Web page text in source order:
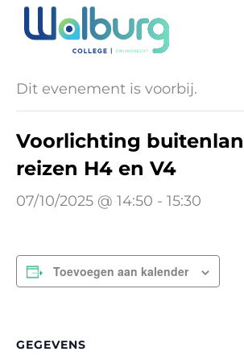
naar
inhoud
« Alle Evenementen
Dit evenement is voorbij.
Voorlichting
reizen H4 en V4
07/10/2025 @ 14:50 - 15:30
Toevoegen aan kalender
GEGEVENS